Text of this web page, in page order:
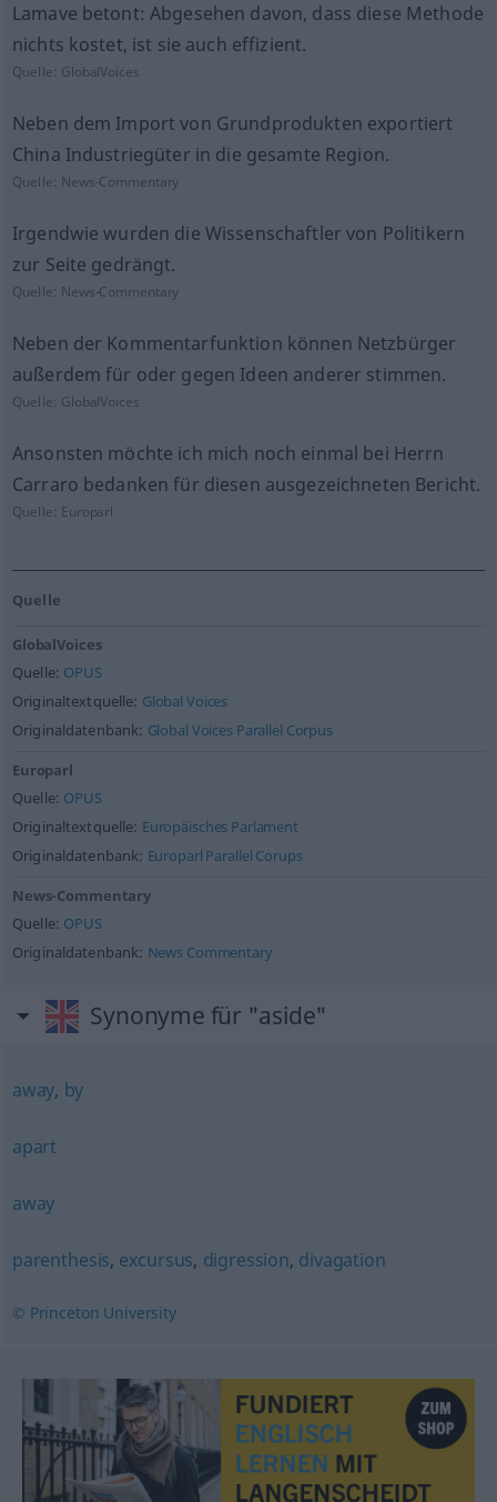
Lamave betont: Abgesehen davon, dass diese Methode
nichts kostet, ist sie auch effizient.
Quelle: GlobalVoices
Neben dem Import von Grundprodukten exportiert
China Industriegüter in die gesamte Region.
Quelle: News-Commentary
Irgendwie wurden die Wissenschaftler von Politikern
zur Seite gedrängt.
Quelle: News-Commentary
Neben der Kommentarfunktion können Netzbürger
außerdem für oder gegen Ideen anderer stimmen.
Quelle: GlobalVoices
Ansonsten möchte ich mich noch einmal bei Herrn
Carraro bedanken für diesen ausgezeichneten Bericht.
Quelle: Europarl
Quelle
GlobalVoices
Quelle: OPUS
Originaltextquelle: Global Voices
Originaldatenbank: Global Voices Parallel Corpus
Europarl
Quelle: OPUS
Originaltextquelle: Europäisches Parlament
Originaldatenbank: Europarl Parallel Corups
News-Commentary
Quelle: OPUS
Originaldatenbank: News Commentary
Synonyme für "aside"
away, by
apart
away
parenthesis, excursus, digression, divagation
© Princeton University